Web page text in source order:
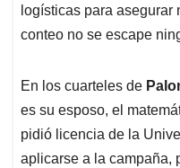
logísticas para asegurar
conteo no se escape
En los cuarteles de
es su esposo, el
pidió licencia de la
aplicarse a la campaña,